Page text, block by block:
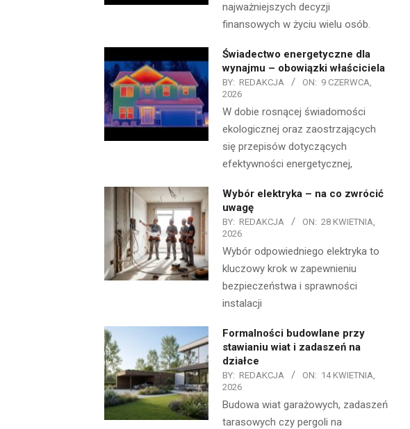
najważniejszych decyzji
finansowych w życiu wielu osób.
Świadectwo energetyczne dla
wynajmu – obowiązki właściciela
BY: REDAKCJA ON: 9 CZERWCA,
2026
W dobie rosnącej świadomości
ekologicznej oraz zaostrzających
się przepisów dotyczących
efektywności energetycznej,
Wybór elektryka – na co zwrócić
uwagę
BY: REDAKCJA ON: 28 KWIETNIA,
2026
Wybór odpowiedniego elektryka to
kluczowy krok w zapewnieniu
bezpieczeństwa i sprawności
instalacji
Formalności budowlane przy
stawianiu wiat i zadaszeń na
działce
BY: REDAKCJA ON: 14 KWIETNIA,
2026
Budowa wiat garażowych, zadaszeń
tarasowych czy pergoli na